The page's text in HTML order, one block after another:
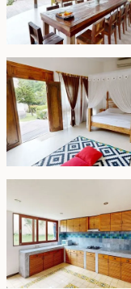
Di ujung properti
menawan
Dapat diakses
renang, kamar
arsitektur Joglo
yang menghadap
tidur di lantai
dengan
terawat dan
bengong di
untuk bersantai.
Properti ini juga
kamar mandi dan